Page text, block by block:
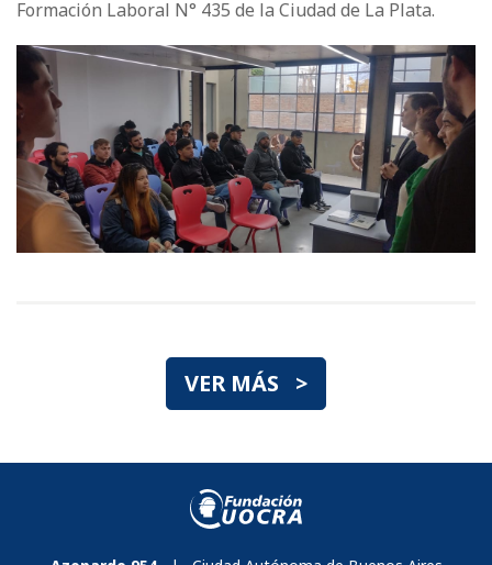
Formación Laboral N° 435 de la Ciudad de La Plata.
VER MÁS >